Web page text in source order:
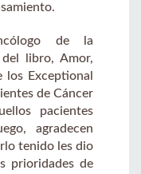
de la
libro, Amor,
los Exceptional
de Cáncer
pacientes
agradecen
tenido les dio
prioridades de